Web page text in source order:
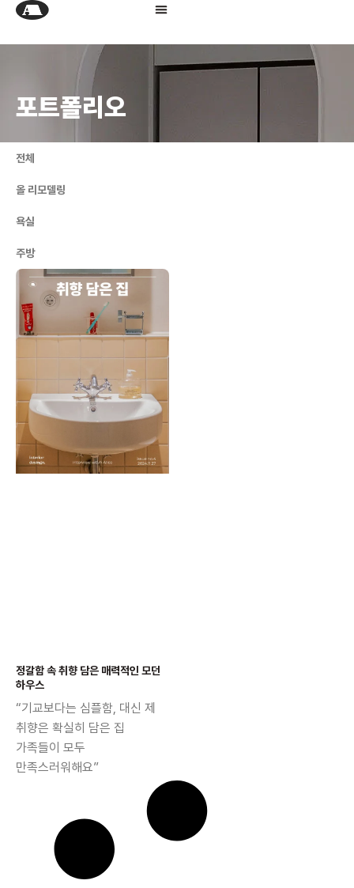
포트폴리오
전체
올 리모델링
욕실
주방
정갈함 속 취향 담은 매력적인 모던
하우스
“기교보다는 심플함, 대신 제
취향은 확실히 담은 집
가족들이 모두
만족스러워해요”